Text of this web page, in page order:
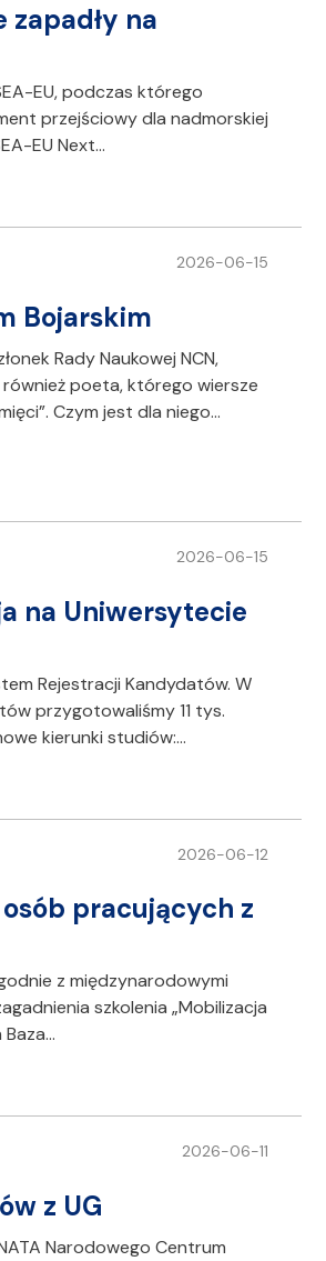
zapadły na
EU, podczas którego
przejściowy dla nadmorskiej
EU Next…
2026-06-15
Bojarskim
Rady Naukowej NCN,
poeta, którego wiersze
Czym jest dla niego…
2026-06-15
na Uniwersytecie
Rejestracji Kandydatów. W
przygotowaliśmy 11 tys.
kierunki studiów:…
2026-06-12
pracujących z
z międzynarodowymi
szkolenia „Mobilizacja
2026-06-11
z UG
Narodowego Centrum